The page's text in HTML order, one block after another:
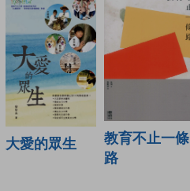
大愛的眾生
教育不止一條
路